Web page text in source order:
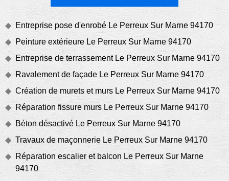
Entreprise pose d'enrobé Le Perreux Sur Marne 94170
Peinture extérieure Le Perreux Sur Marne 94170
Entreprise de terrassement Le Perreux Sur Marne 94170
Ravalement de façade Le Perreux Sur Marne 94170
Création de murets et murs Le Perreux Sur Marne 94170
Réparation fissure murs Le Perreux Sur Marne 94170
Béton désactivé Le Perreux Sur Marne 94170
Travaux de maçonnerie Le Perreux Sur Marne 94170
Réparation escalier et balcon Le Perreux Sur Marne
94170